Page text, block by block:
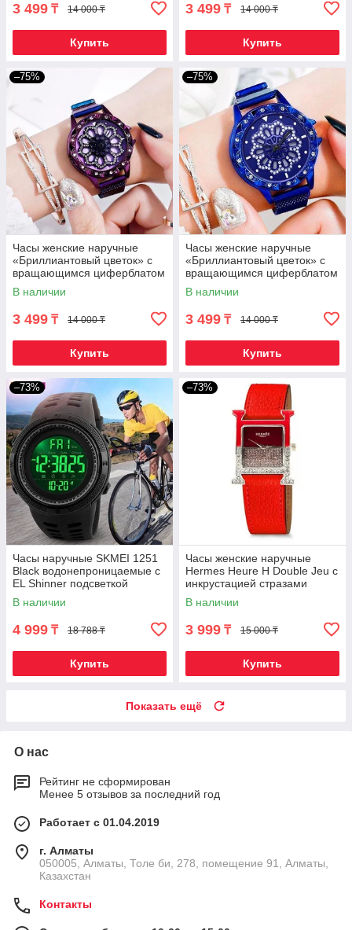
3 499 ₸ 14 000 ₸
Купить
3 499 ₸ 14 000 ₸
Купить
–75%
Часы женские наручные
«Бриллиантовый цветок» с
вращающимся циферблатом
и магнитным ремешком
(Фиолетовый)
В наличии
3 499 ₸ 14 000 ₸
Купить
–75%
Часы женские наручные
«Бриллиантовый цветок» с
вращающимся циферблатом
и магнитным ремешком
(Синий)
В наличии
3 499 ₸ 14 000 ₸
Купить
–73%
Часы наручные SKMEI 1251
Black водонепроницаемые с
EL Shinner подсветкой
В наличии
4 999 ₸ 18 788 ₸
Купить
–73%
Часы женские наручные
Hermes Heure H Double Jeu с
инкрустацией стразами
[реплика] (Красное вино)
В наличии
3 999 ₸ 15 000 ₸
Купить
Показать ещё
О нас
Рейтинг не сформирован
Менее 5 отзывов за последний год
Работает с 01.04.2019
г. Алматы
050005, Алматы, Толе би, 278, помещение 91, Алматы,
Казахстан
Контакты